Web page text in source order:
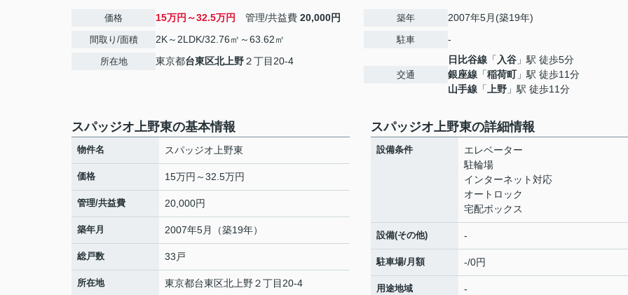
価格 15万円～32.5万円 管理/共益費 20,000円
間取り/面積 2K～2LDK/32.76㎡～63.62㎡
所在地 東京都台東区北上野２丁目20-4
築年 2007年5月(築19年)
駐車 -
交通
日比谷線 「 入谷 」駅 徒歩5分
銀座線 「稲荷町」駅 徒歩11分
山手線 「 上野 」駅 徒歩11分
スパッジオ上野東の基本情報
物件名 スパッジオ上野東
価格 15万円～32.5万円
管理/共益費 20,000円
築年月 2007年5月（築19年）
総戸数 33戸
所在地 東京都台東区北上野２丁目20-4
スパッジオ上野東の詳細情報
設備条件
エレベーター
駐輪場
インターネット対応
オートロック
宅配ボックス
設備(その他) -
駐車場/月額 -/0円
用途地域 -